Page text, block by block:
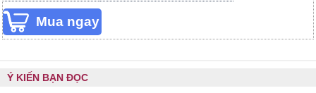
Ý KIẾN BẠN ĐỌC